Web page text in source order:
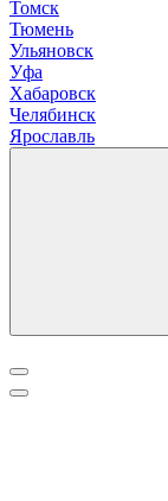
Томск
Тюмень
Ульяновск
Уфа
Хабаровск
Челябинск
Ярославль